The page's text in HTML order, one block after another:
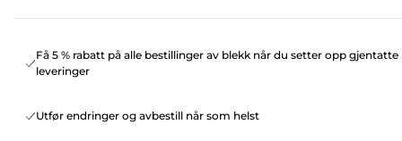
Få 5 % rabatt på alle bestillinger av blekk når du setter opp gjentatte
leveringer
Utfør endringer og avbestill når som helst